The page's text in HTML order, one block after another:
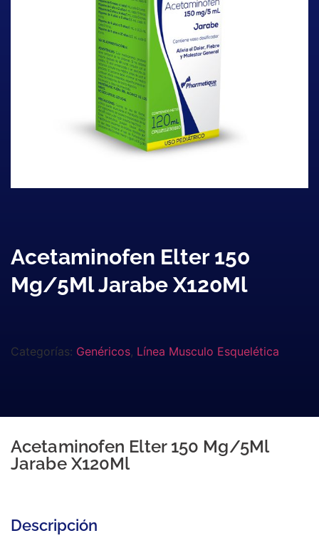
Acetaminofen Elter 150
Mg/5Ml Jarabe X120Ml
Categorías: Genéricos, Línea Musculo Esquelética
Acetaminofen Elter 150 Mg/5Ml
Jarabe X120Ml
Descripción